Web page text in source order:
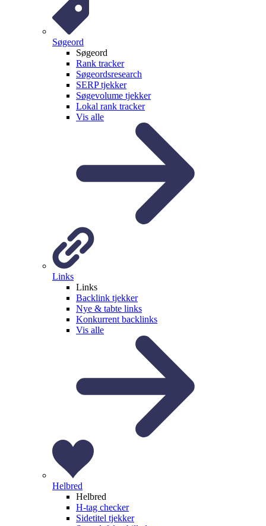
Søgeord
Søgeord
Rank tracker
Søgeordsresearch
SERP tjekker
Søgevolume tjekker
Lokal rank tracker
Vis alle
Links
Links
Backlink tjekker
Nye & tabte links
Konkurrent backlinks
Vis alle
Helbred
Helbred
H-tag checker
Sidetitel tjekker